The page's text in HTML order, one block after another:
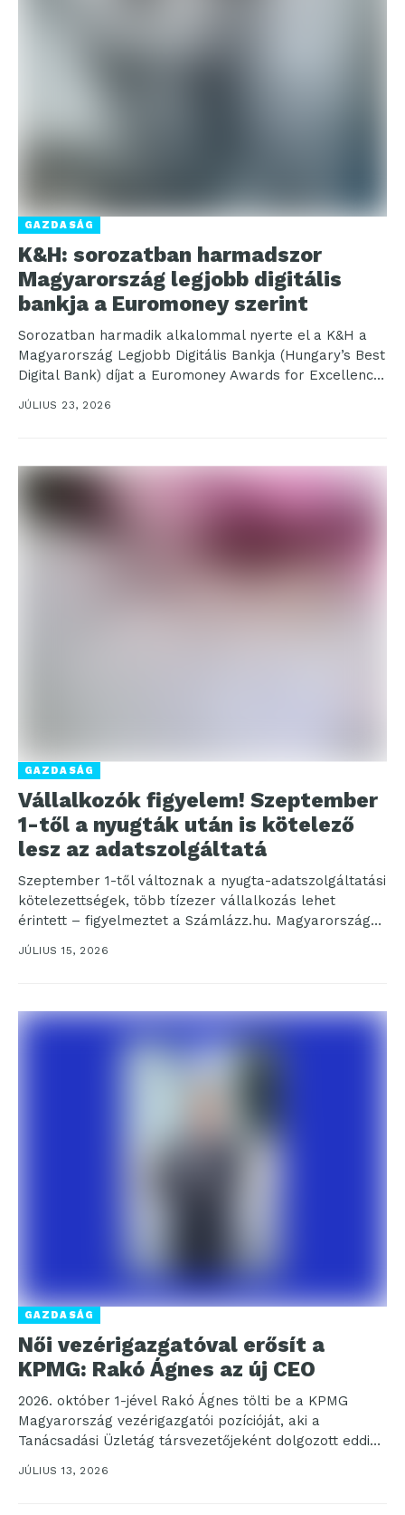
GAZDASÁG
K&H: sorozatban harmadszor
Magyarország legjobb digitális
bankja a Euromoney szerint
Sorozatban harmadik alkalommal nyerte el a K&H a
Magyarország Legjobb Digitális Bankja (Hungary’s Best
Digital Bank) díjat a Euromoney Awards for Excellence
nemzetközi...
JÚLIUS 23, 2026
GAZDASÁG
Vállalkozók figyelem! Szeptember
1-től a nyugták után is kötelező
lesz az adatszolgáltatá
Szeptember 1-től változnak a nyugta-adatszolgáltatási
kötelezettségek, több tízezer vállalkozás lehet
érintett – figyelmeztet a Számlázz.hu. Magyarország
JÚLIUS 15, 2026
GAZDASÁG
Női vezérigazgatóval erősít a
KPMG: Rakó Ágnes az új CEO
2026. október 1-jével Rakó Ágnes tölti be a KPMG
Magyarország vezérigazgatói pozícióját, aki a
Tanácsadási Üzletág társvezetőjeként dolgozott eddig
a cégnél. A társaság...
JÚLIUS 13, 2026